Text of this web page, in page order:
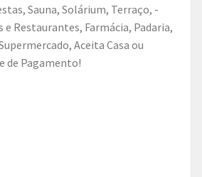
Sauna, Solárium, Terraço, -
e Restaurantes, Farmácia, Padaria,
Aceita Casa ou
de Pagamento!